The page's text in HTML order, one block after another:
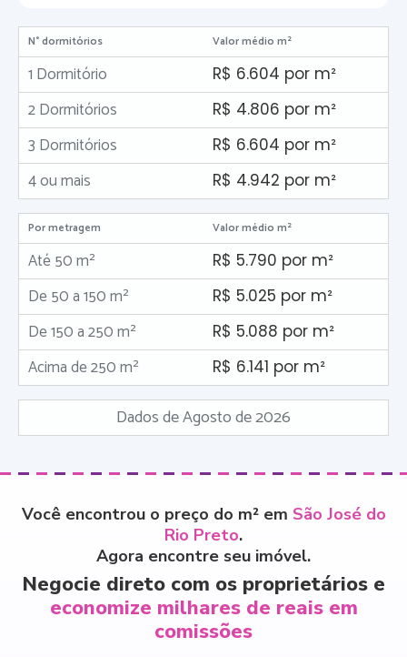
N° dormitórios Valor médio m²
1 Dormitório R$ 6.604 por m²
2 Dormitórios R$ 4.806 por m²
3 Dormitórios R$ 6.604 por m²
4 ou mais R$ 4.942 por m²
Por metragem Valor médio m²
Até 50 m² R$ 5.790 por m²
De 50 a 150 m² R$ 5.025 por m²
De 150 a 250 m² R$ 5.088 por m²
Acima de 250 m² R$ 6.141 por m²
Dados de Agosto de 2026
Você encontrou o preço do m² em São José do
Rio Preto.
Agora encontre seu imóvel.
Negocie direto com os proprietários e
economize milhares de reais em
comissões